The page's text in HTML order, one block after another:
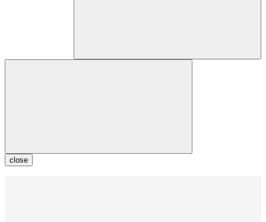
close